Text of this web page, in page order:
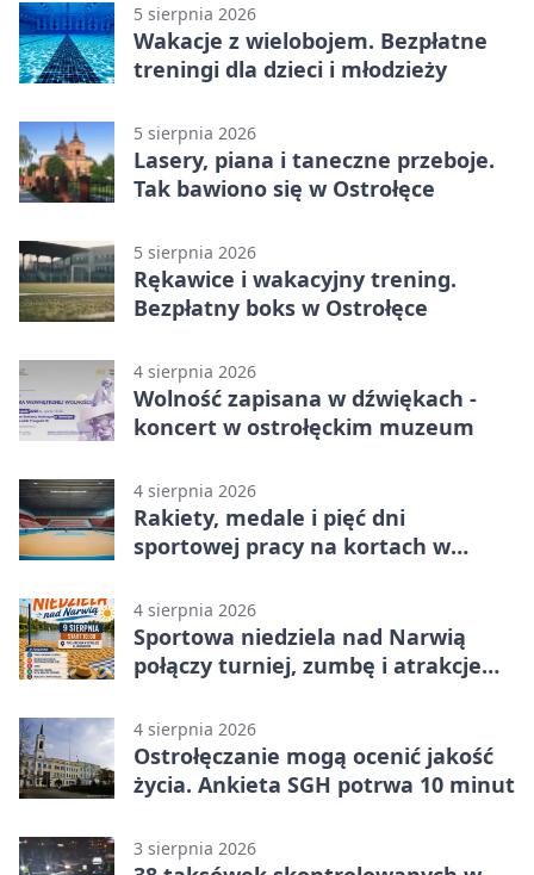
5 sierpnia 2026
Wakacje z wielobojem. Bezpłatne
treningi dla dzieci i młodzieży
5 sierpnia 2026
Lasery, piana i taneczne przeboje.
Tak bawiono się w Ostrołęce
5 sierpnia 2026
Rękawice i wakacyjny trening.
Bezpłatny boks w Ostrołęce
4 sierpnia 2026
Wolność zapisana w dźwiękach -
koncert w ostrołęckim muzeum
4 sierpnia 2026
Rakiety, medale i pięć dni
sportowej pracy na kortach w
4 sierpnia 2026
Sportowa niedziela nad Narwią
połączy turniej, zumbę i atrakcje
4 sierpnia 2026
Ostrołęczanie mogą ocenić jakość
życia. Ankieta SGH potrwa 10 minut
3 sierpnia 2026